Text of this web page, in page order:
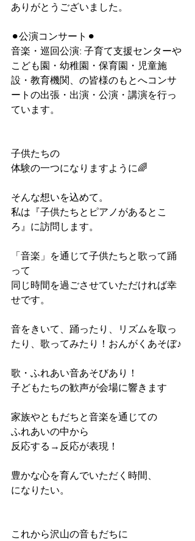
ありがとうございました。
⚫︎公演コンサート⚫︎
音楽・巡回公演: 子育て支援センターや
こども園・幼稚園・保育園・児童施
設・教育機関、の皆様のもとへコンサ
ートの出張・出演・公演・講演を行っ
ています。
子供たちの
体験の一つになりますように🌈
そんな想いを込めて。
私は『子供たちとピアノがあるとこ
ろ』に訪問します。
「音楽」を通じて子供たちと歌って踊
って
同じ時間を過ごさせていただければ幸
せです。
音をきいて、踊ったり、リズムを取っ
たり、歌ってみたり！おんがくあそぼ♪
歌・ふれあい音あそびあり！
子どもたちの歓声が会場に響きます
家族やともだちと音楽を通じての
ふれあいの中から
反応する→反応が表現！
豊かな心を育んでいただく時間、
になりたい。
これから沢山の音もだちに